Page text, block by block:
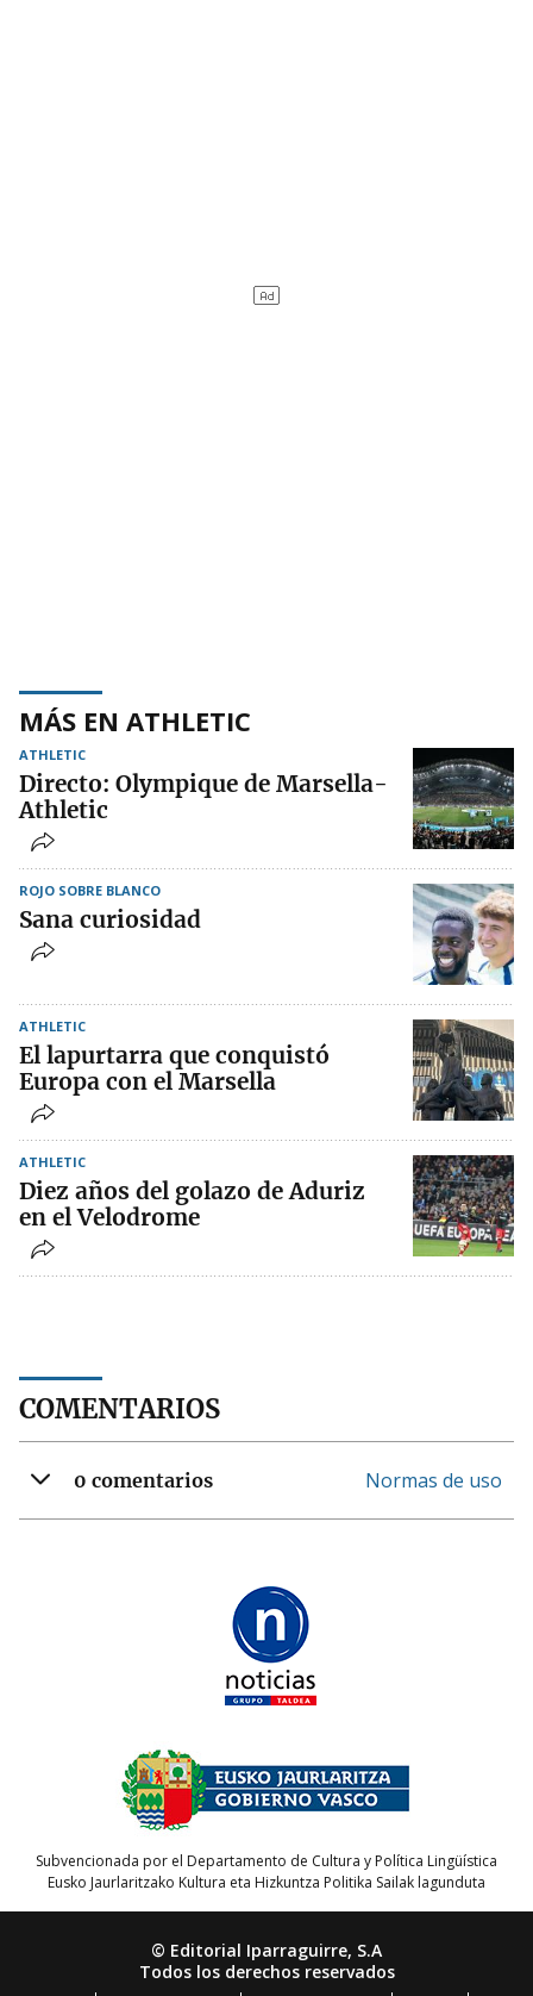
MÁS EN ATHLETIC
ATHLETIC
Directo: Olympique de Marsella-
Athletic
ROJO SOBRE BLANCO
Sana curiosidad
ATHLETIC
El lapurtarra que conquistó
Europa con el Marsella
ATHLETIC
Diez años del golazo de Aduriz
en el Velodrome
COMENTARIOS
0 comentarios Normas de uso
Subvencionada por el Departamento de Cultura y Política Lingüística
Eusko Jaurlaritzako Kultura eta Hizkuntza Politika Sailak lagunduta
© Editorial Iparraguirre, S.A
Todos los derechos reservados